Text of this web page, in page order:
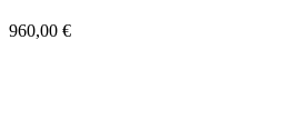
960,00 €